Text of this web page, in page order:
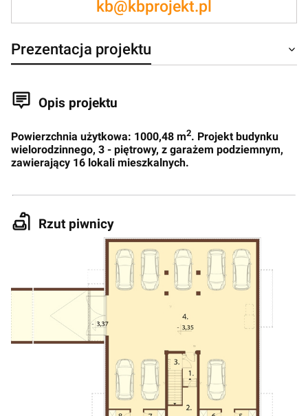
kb@kbprojekt.pl
Prezentacja projektu
Opis projektu
Powierzchnia użytkowa: 1000,48 m2. Projekt budynku
wielorodzinnego, 3 - piętrowy, z garażem podziemnym,
zawierający 16 lokali mieszkalnych.
Rzut piwnicy